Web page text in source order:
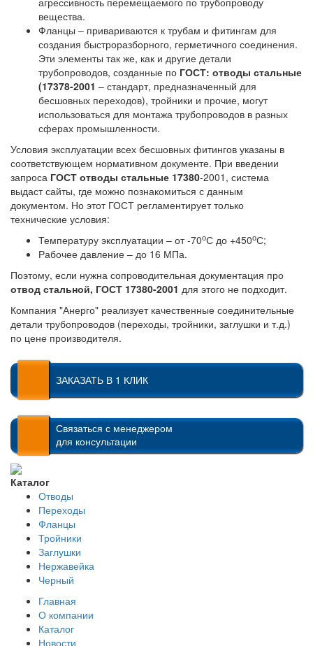
вещества.
Фланцы – привариваются к трубам и фитингам для
создания быстроразборного, герметичного соединения.
Эти элементы так же, как и другие детали
трубопроводов, созданные по ГОСТ: отводы стальные
(17378-2001 – стандарт, предназначенный для
бесшовных переходов), тройники и прочие, могут
использоваться для монтажа трубопроводов в разных
сферах промышленности.
Условия эксплуатации всех бесшовных фитингов указаны в
соответствующем нормативном документе. При введении
запроса ГОСТ отводы стальные 17380-2001, система
выдаст сайты, где можно познакомиться с данным
документом. Но этот ГОСТ регламентирует только
технические условия:
Температуру эксплуатации – от -70оС до +450оС;
Рабочее давление – до 16 МПа.
Поэтому, если нужна сопроводительная документация про
отвод стальной, ГОСТ 17380-2001 для этого не подходит.
Компания "Анерго" реализует качественные соединительные
детали трубопроводов (переходы, тройники, заглушки и т.д.)
по цене производителя.
ЗАКАЗАТЬ В 1 КЛИК
Связаться с менеджером
для консультации
Каталог
Отводы
Переходы
Фланцы
Тройники
Заглушки
Нержавейка
Черный
Главная
О компании
Каталог
Новости